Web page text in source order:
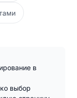
в
выбор